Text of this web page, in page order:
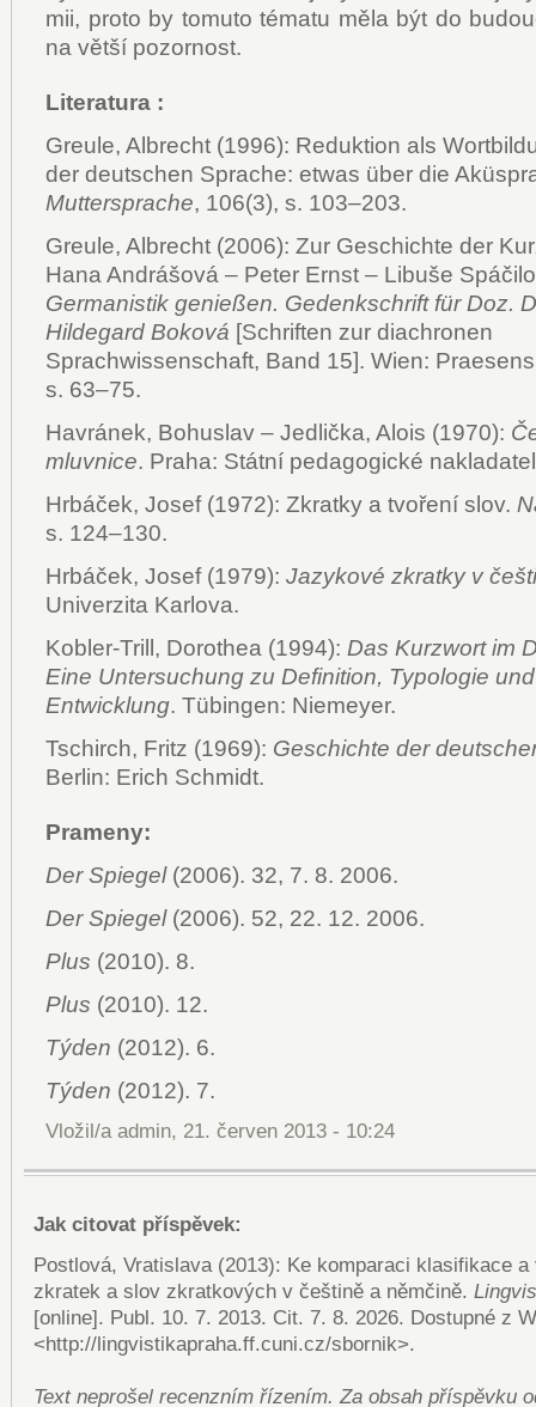
mii, pro­to by to­mu­to té­ma­tu mě­la být do
na vět­ší po­zor­nost.
Literatura :
Greule, Albrecht (1996): Reduktion als
der deutschen Sprache: etwas über die
Muttersprache, 106(3), s. 103–203.
Greule, Albrecht (2006): Zur Geschichte der
Hana Andrášová – Peter Ernst – Libuše
Germanistik genießen. Gedenkschrift für Doz.
Hildegard Boková [Schriften zur diachronen
Sprachwissenschaft, Band 15]. Wien:
s. 63–75.
Havránek, Bohuslav – Jedlička, Alois (1970):
mluvnice. Praha: Státní pedagogické
Hrbáček, Josef (1972): Zkratky a tvoření slov.
s. 124–130.
Hrbáček, Josef (1979): Jazykové zkratky v
Univerzita Karlova.
Kobler-Trill, Dorothea (1994): Das Kurzwort im
Eine Untersuchung zu Definition, Typologie und
Entwicklung. Tübingen: Niemeyer.
Tschirch, Fritz (1969): Geschichte der
Berlin: Erich Schmidt.
Prameny:
Der Spiegel(2006). 32, 7. 8. 2006.
Der Spiegel(2006). 52, 22. 12. 2006.
Plus (2010). 8.
Plus (2010). 12.
Týden (2012). 6.
Týden (2012). 7.
Vložil/a admin, 21. červen 2013 - 10:24
Jak citovat příspěvek:
Postlová, Vratislava (2013): Ke komparaci klasifikace
zkratek a slov zkratkových v češtině a němčině.
[online]. Publ. 10. 7. 2013. Cit. 7. 8. 2026. Dostupné z
<http://lingvistikapraha.ff.cuni.cz/sbornik>.
Text neprošel recenzním řízením. Za obsah příspěvku